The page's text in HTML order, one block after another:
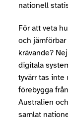
nationell
För att veta
och jämförbar
krävande?
digitala
tyvärr tas inte
förebygga
Australien
samlat